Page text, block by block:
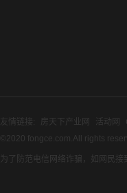
友情链接: 房天下产业网 活动网
©2020 fongce.com.All rights
为了防范电信网络诈骗，如网民接